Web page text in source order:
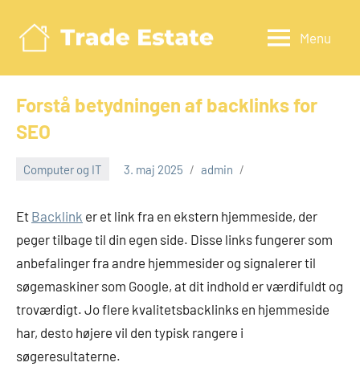
indhold
Menu
Forstå betydningen af backlinks for
SEO
Computer og IT 3. maj 2025 admin
Et Backlink er et link fra en ekstern hjemmeside, der
peger tilbage til din egen side. Disse links fungerer som
anbefalinger fra andre hjemmesider og signalerer til
søgemaskiner som Google, at dit indhold er værdifuldt og
troværdigt. Jo flere kvalitetsbacklinks en hjemmeside
har, desto højere vil den typisk rangere i
søgeresultaterne.